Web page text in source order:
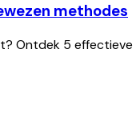
methodes
Ontdek 5